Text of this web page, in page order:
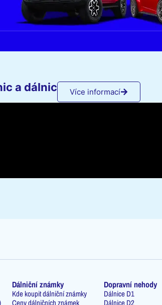
a dálnic Více informací
Dálniční známky
Kde koupit dálniční známky
Ceny dálničních známek
Dopravní nehody
Dálnice D1
Dálnice D2